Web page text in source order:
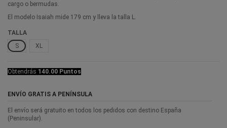
cargo o bermudas.
El modelo Isaiah mide 179 cm y lleva la talla L.
TALLA
S
XL
Obtendrás 140.00 Puntos
ENVÍO GRATIS A PENÍNSULA
El envío será gratuito en todos los pedidos con destino España
(Peninsular).